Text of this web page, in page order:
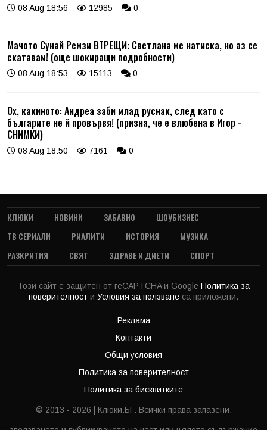
08 Aug 18:56 12985 0
Мачото Сунай Ремзи ВТРЕЩИ: Светлана ме натиска, но аз се
скатавам! (още шокиращи подробности)
08 Aug 18:53 15113 0
Ох, какиното: Андреа заби млад руснак, след като с
българите не й провървя! (призна, че е влюбена в Игор -
СНИМКИ)
08 Aug 18:50 7161 0
КЛЮКИ НОВИНИ ЗАБАВНО
ШОУБИЗНЕС
ТВ СЕРИАЛИ
РИАЛИТИ ИСТОРИЯ
МУЗИКА
РАЗКРИТИЯ
СВЯТ ЗДРАВЕ И ДИЕТИ СПОРТ
Този сайт е защитен от reCAPTCHA и Google Политика за
поверителност и Условия за ползване са приложени.
Реклама
Контакти
Общи условия
Политика за поверителност
Политика за бисквитките
© 2013 - 2026 | Клюки.БГ. Всички права запазени.